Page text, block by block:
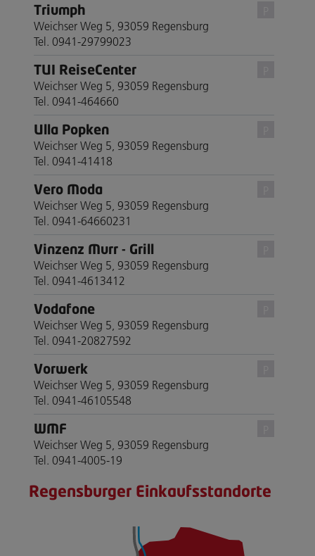
Triumph
Weichser Weg 5, 93059 Regensburg
Tel. 0941-29799023
TUI ReiseCenter
Weichser Weg 5, 93059 Regensburg
Tel. 0941-464660
Ulla Popken
Weichser Weg 5, 93059 Regensburg
Tel. 0941-41418
Vero Moda
Weichser Weg 5, 93059 Regensburg
Tel. 0941-64660231
Vinzenz Murr - Grill
Weichser Weg 5, 93059 Regensburg
Tel. 0941-4613412
Vodafone
Weichser Weg 5, 93059 Regensburg
Tel. 0941-20827592
Vorwerk
Weichser Weg 5, 93059 Regensburg
Tel. 0941-46105548
WMF
Weichser Weg 5, 93059 Regensburg
Tel. 0941-4005-19
Regensburger Einkaufsstandorte